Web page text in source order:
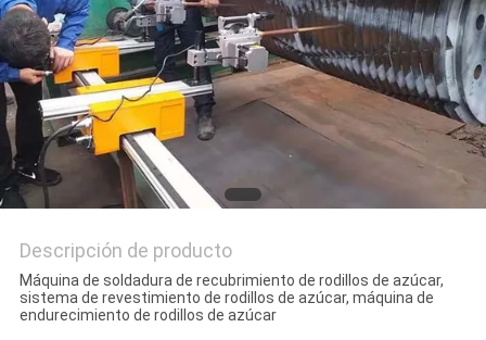
PRIVACY
POLICY
Descripción de producto
Máquina de soldadura de recubrimiento de rodillos de azúcar,
sistema de revestimiento de rodillos de azúcar, máquina de
endurecimiento de rodillos de azúcar